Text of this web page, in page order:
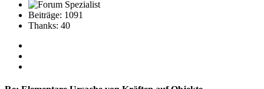
Beiträge: 1091
Thanks: 40